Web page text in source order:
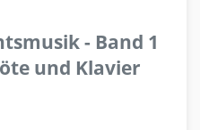
- Band 1
und Klavier